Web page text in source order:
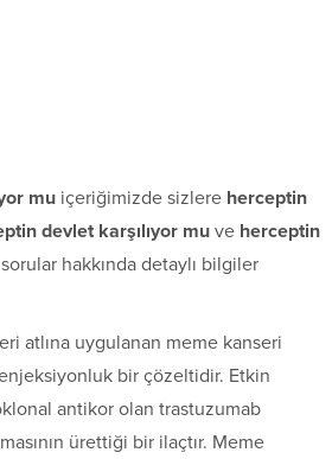
mu içeriğimizde sizlere herceptin
devlet karşılıyor mu ve herceptin
hakkında detaylı bilgiler
atlına uygulanan meme kanseri
bir çözeltidir. Etkin
antikor olan trastuzumab
ürettiği bir ilaçtır. Meme